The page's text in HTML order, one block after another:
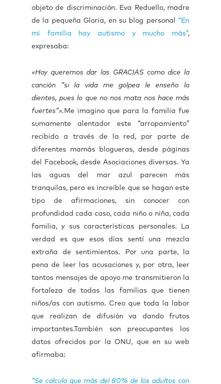
objeto de discriminación. Eva Reduello, madre
de la pequeña Gloria, en su blog personal “En
mi familia hay autismo y mucho más”,
expresaba:
«Hoy queremos dar las GRACIAS como dice la
canción “si la vida me golpea le enseño lo
dientes, pues lo que no nos mata nos hace más
fuertes”». Me imagino que para la familia fue
sumamente alentador este “arropamiento”
recibido a través de la red, por parte de
diferentes mamás blogueras, desde páginas
del Facebook, desde Asociaciones diversas. Ya
las aguas del mar azul parecen más
tranquilas, pero es increíble que se hagan este
tipo de afirmaciones, sin conocer con
profundidad cada caso, cada niño o niña, cada
familia, y sus características personales. La
verdad es que esos días sentí una mezcla
extraña de sentimientos. Por una parte, la
pena de leer las acusaciones y, por otra, leer
tantos mensajes de apoyo me transmitieron la
fortaleza de todas las familias que tienen
niños/as con autismo. Creo que toda la labor
que realizan de difusión va dando frutos
importantes.También son preocupantes los
datos ofrecidos por la ONU, que en su web
afirmaba:
“Se calcula que más del 80% de los adultos con